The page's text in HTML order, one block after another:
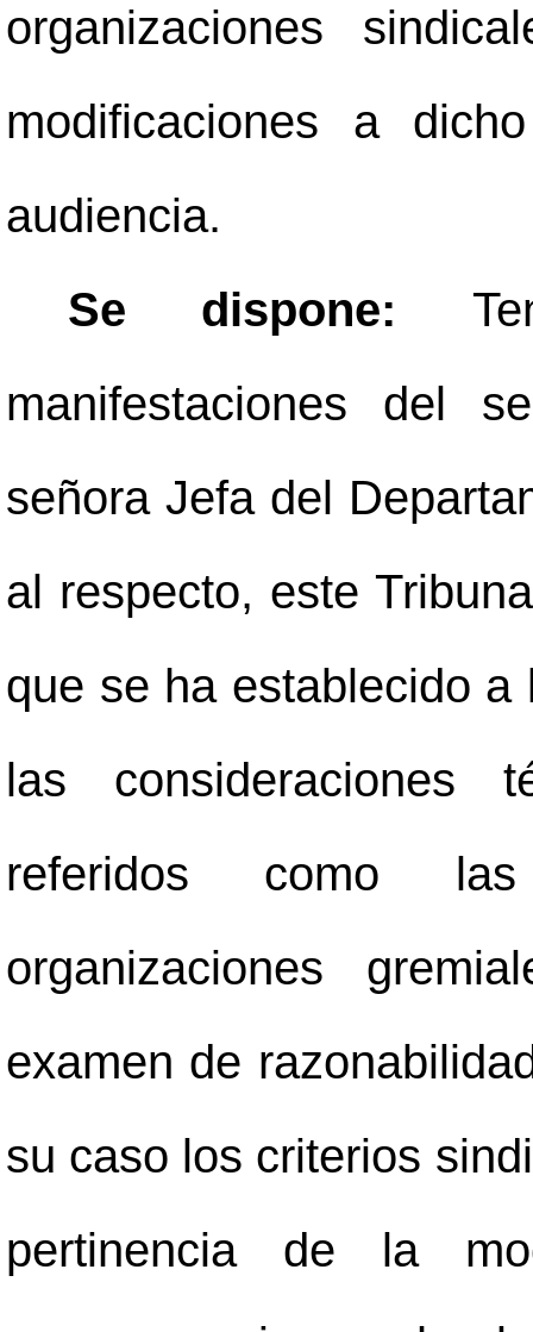
organizaciones
modificaciones a
audiencia.
Se dispone:
manifestaciones del
señora Jefa del
al respecto, este
que se ha establecido
las consideraciones
referidos como
organizaciones
examen de
su caso los criterios
pertinencia de la